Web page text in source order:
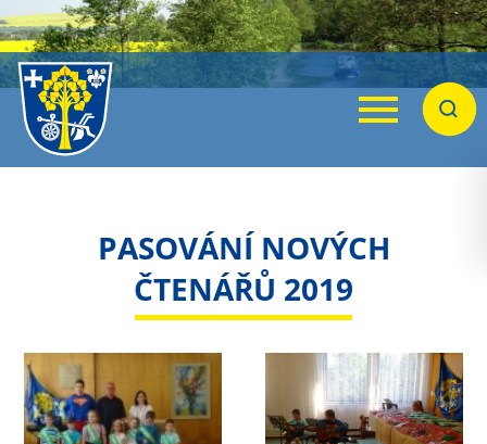
Menu
PASOVÁNÍ NOVÝCH
ČTENÁŘŮ 2019